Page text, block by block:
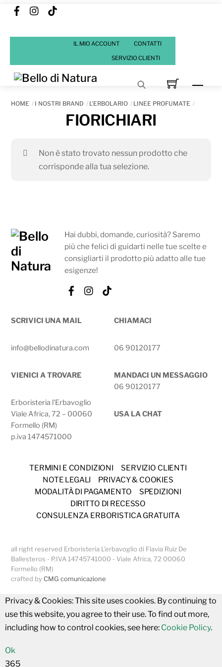
Skip
content
FacebookInstagram
IL MIO ACCOUNT CONTATTI
SERVIZIO CLIENTI
HOME I NOSTRI BRAND L'ERBOLARIO LINEE PROFUMATE
FIORICHIARI
Non è stato trovato nessun prodotto che
corrisponde alla tua selezione.
Hai dubbi, domande, curiosità? Saremo
più che felici di guidarti nelle tue scelte e
consigliarti il prodotto più adatto alle tue
esigenze!
FacebookInstagram
SCRIVICI UNA MAIL
info@bellodinatura.com
CHIAMACI
06 90120177
VIENICI A TROVARE
Erboristeria l’Erbavoglio
Viale Africa, 72 – 00060
Formello (RM)
p.iva 1474571000
MANDACI UN MESSAGGIO
06 90120177
USA LA CHAT
TERMINI E CONDIZIONI
SERVIZIO CLIENTI
NOTE LEGALI
PRIVACY & COOKIES
MODALITÀ DI PAGAMENTO
SPEDIZIONI
DIRITTO DI RECESSO
CONSULENZA ERBORISTICA GRATUITA
all right reserved Erboristeria L’erbavoglio di Flavia Ruiz De
Ballesteros - P.IVA 14745741000 - Viale Africa, 72 00060
Formello (RM)
crafted by CMG comunicazione
Privacy & Cookies: This site uses cookies. By continuing to
use this website, you agree to their use. To find out more,
including how to control cookies, see here: Cookie Policy.
Ok
365